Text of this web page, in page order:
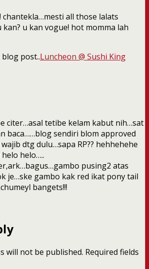
chantekla…mesti all those lalats
u kan vogue! hot momma lah
blog post..Luncheon @ Sushi King
citer…asal tetibe kelam kabut nih…sat
baca……blog sendiri blom approved
dtg dulu…sapa RP?? hehhehehe
helo…..
pusing2 atas
je…ske gambo kak red ikat pony tail
bangets!!!
will not be published. Required fields